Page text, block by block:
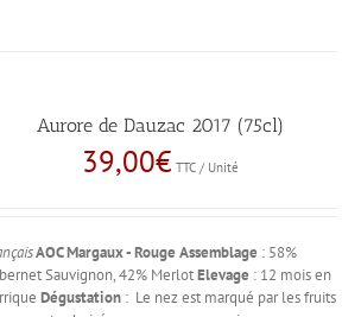
Aurore de Dauzac 2017 (75cl)
39,00€ TTC / Unité
AOC Margaux - Rouge Assemblage : 58%
Sauvignon, 42% MerlotElevage : 12 mois en
Dégustation : Le nez est marqué par les fruits